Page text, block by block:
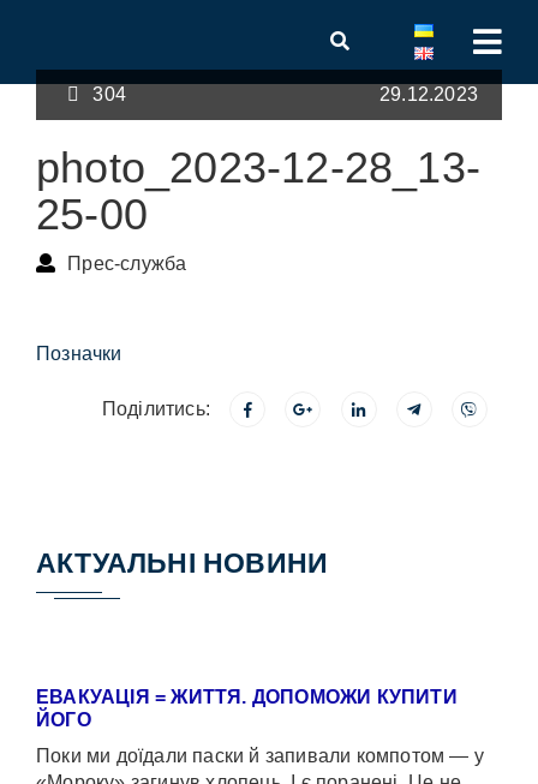
304 29.12.2023
photo_2023-12-28_13-
25-00
Прес-служба
Позначки
Поділитись:
АКТУАЛЬНІ НОВИНИ
ЕВАКУАЦІЯ = ЖИТТЯ. ДОПОМОЖИ КУПИТИ
ЙОГО
Поки ми доїдали паски й запивали компотом — у